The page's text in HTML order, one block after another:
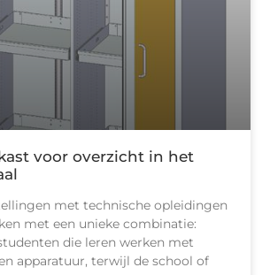
voor overzicht in het
met technische opleidingen
met een unieke combinatie:
die leren werken met
apparatuur, terwijl de school of